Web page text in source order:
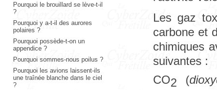
Pourquoi le brouillard se lève-t-il
?
Pourquoi y a-t-il des aurores
polaires ?
Pourquoi possède-t-on un
appendice ?
Pourquoi sommes-nous poilus ?
Pourquoi les avions laissent-ils
une traînée blanche dans le ciel
?
Les gaz
carbone et
chimiques
suivantes :
CO2 (